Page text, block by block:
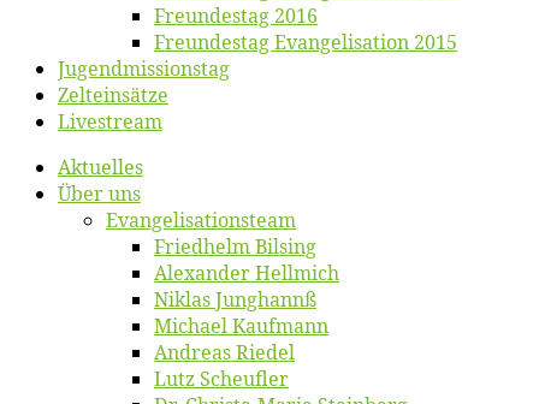
Freun­des­tag 2016
Freun­des­tag Evan­ge­li­sa­ti­on 2015
Jugend­mis­sions­tag
Zelt­ein­sät­ze
Live­stream
Ak­tu­el­les
Über uns
Evangelisa­tions­team
Fried­helm Bilsing
Alex­an­der Hellmich
Ni­klas Junghannß
Mi­cha­el Kaufmann
An­dre­as Riedel
Lutz Scheuf­ler